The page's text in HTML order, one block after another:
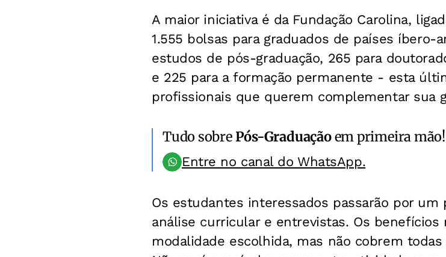
A maior iniciativa é da Fundação Carolina,
1.555 bolsas para graduados de países íbero-
estudos de pós-graduação, 265 para
e 225 para a formação permanente - esta
profissionais que querem complementar sua
Tudo sobrePós-Graduaçãoem primeira mão!
Entre no canal do WhatsApp.
Os estudantes interessados passarão por
análise curricular e entrevistas. Os benefícios
modalidade escolhida, mas não cobrem